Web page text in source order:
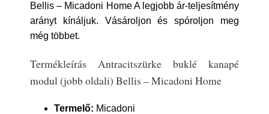
Bellis – Micadoni Home A legjobb ár-teljesítmény
arányt kínáljuk. Vásároljon és spóroljon meg
még többet.
Termékleírás Antracitszürke buklé kanapé
modul (jobb oldali) Bellis – Micadoni Home
Termelő: Micadoni